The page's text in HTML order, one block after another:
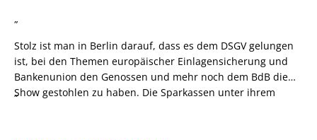
„
Stolz ist man in Berlin darauf, dass es dem DSGV gelungen
ist, bei den Themen europäischer Einlagensicherung und
Bankenunion den Genossen und mehr noch dem BdB die
Show gestohlen zu haben. Die Sparkassen unter ihrem
„